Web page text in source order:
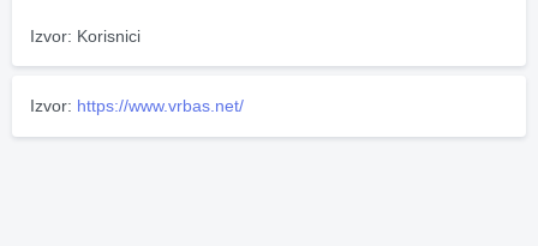
Izvor: Korisnici
Izvor: https://www.vrbas.net/